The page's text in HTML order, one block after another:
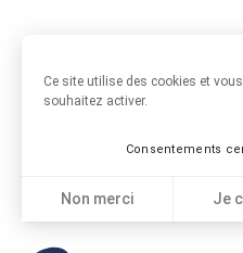
Ce site utilise des cookies et
souhaitez activer.
Consentements
Non merci Je
Plateforme de Gestion